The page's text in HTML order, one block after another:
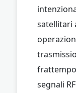
satellitari
segnali